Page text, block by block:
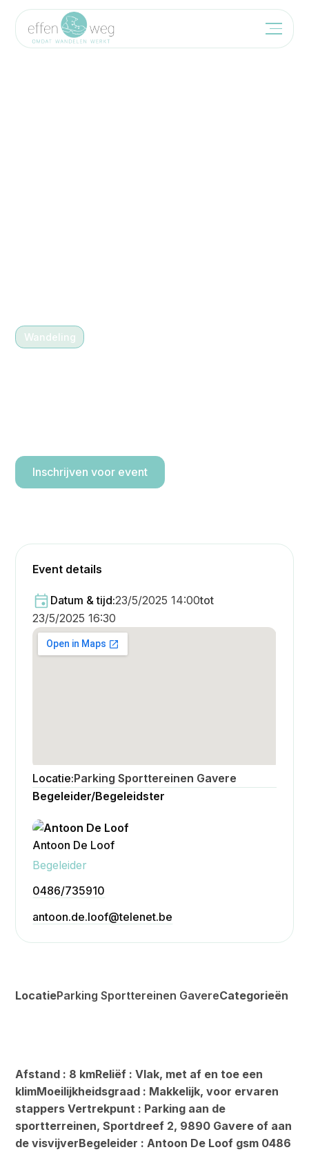
Wandeling 23/5/2025 14:00
Inschrijven voor event
LocatieParking Sporttereinen GavereCategorieën
Afstand : 8 kmReliëf : Vlak, met af en toe een
klimMoeilijkheidsgraad : Makkelijk, voor ervaren
stappers Vertrekpunt : Parking aan de
sportterreinen, Sportdreef 2, 9890 Gavere of aan
de visvijverBegeleider : Antoon De Loof gsm 0486
Event details
Datum & tijd:23/5/2025 14:00tot
23/5/2025 16:30
Locatie:Parking Sporttereinen Gavere
Begeleider/Begeleidster
Antoon De Loof
Begeleider
0486/735910
antoon.de.loof@telenet.be